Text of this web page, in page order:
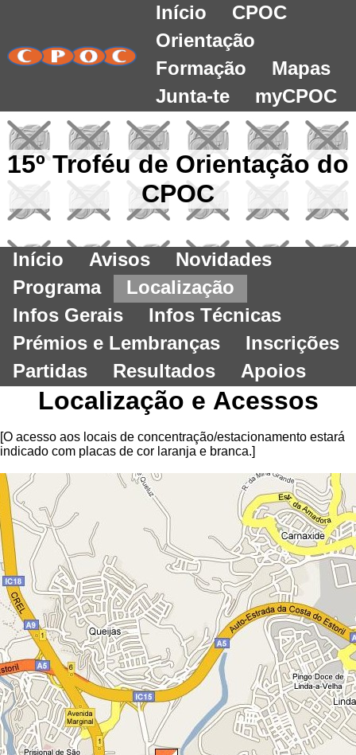
Início
CPOC
Orientação
Formação
Mapas
Junta-te
myCPOC
15º Troféu de Orientação do
CPOC
Início Avisos
Novidades
Programa
Localização
Infos Gerais
Infos Técnicas
Prémios e Lembranças
Inscrições
Partidas
Resultados Apoios
Localização e Acessos
[O acesso aos locais de concentração/estacionamento estará
indicado com placas de cor laranja e branca.]